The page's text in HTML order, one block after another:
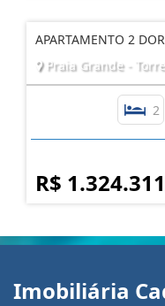
APARTAMENTO 2
Praia Grande -
2
R$
Imobiliária